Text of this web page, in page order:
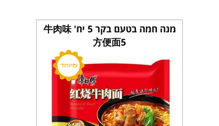
מנה חמה בטעם בקר 5 יח' 牛肉味
方便面5